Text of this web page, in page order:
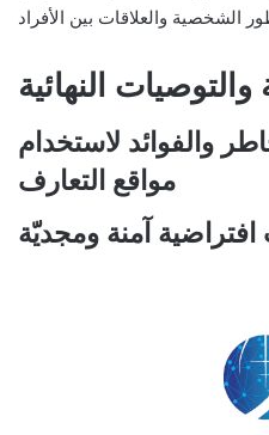
النهائية
والفوائد لاستخدام
مواقع التعارف